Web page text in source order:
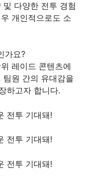
다양한 전투 경험
개인적으로도 소
가요?
레이드 콘텐츠에
원 간의 유대감을
하고자 합니다.
전투 기대돼!
전투 기대돼!
전투 기대돼!